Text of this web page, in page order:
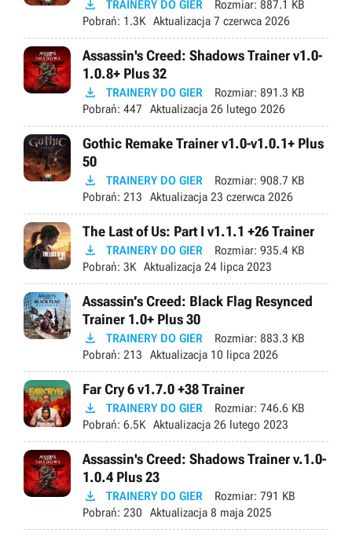
 TRAINERY DO GIER Rozmiar: 887.1 KB
Pobrań: 1.3K Aktualizacja 7 czerwca 2026
Assassin's Creed: Shadows Trainer v1.0-
1.0.8+ Plus 32
 TRAINERY DO GIER Rozmiar: 891.3 KB
Pobrań: 447 Aktualizacja 26 lutego 2026
Gothic Remake Trainer v1.0-v1.0.1+ Plus
50
 TRAINERY DO GIER Rozmiar: 908.7 KB
Pobrań: 213 Aktualizacja 23 czerwca 2026
The Last of Us: Part I v1.1.1 +26 Trainer
 TRAINERY DO GIER Rozmiar: 935.4 KB
Pobrań: 3K Aktualizacja 24 lipca 2023
Assassin’s Creed: Black Flag Resynced
Trainer 1.0+ Plus 30
 TRAINERY DO GIER Rozmiar: 883.3 KB
Pobrań: 213 Aktualizacja 10 lipca 2026
Far Cry 6 v1.7.0 +38 Trainer
 TRAINERY DO GIER Rozmiar: 746.6 KB
Pobrań: 6.5K Aktualizacja 26 lutego 2023
Assassin's Creed: Shadows Trainer v.1.0-
1.0.4 Plus 23
 TRAINERY DO GIER Rozmiar: 791 KB
Pobrań: 230 Aktualizacja 8 maja 2025